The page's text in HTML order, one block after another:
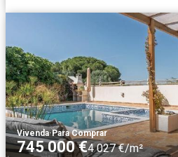
Vivenda·Para Comprar
745 000 €4 027 €/m²